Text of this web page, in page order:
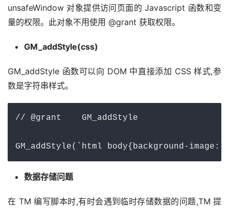
unsafeWindow 对象提供访问页面的 Javascript 函数和变
量的权限。此对象不用使用 @grant 获取权限。
GM_addStyle(css)
GM_addStyle 函数可以向 DOM 中直接添加 CSS 样式,参
数是字符串样式。
// @grant    GM_addStyle
GM_addStyle(`html body{background-image:
数据存储问题
在 TM 编写脚本时,有时会遇到临时存储数据的问题,TM 提